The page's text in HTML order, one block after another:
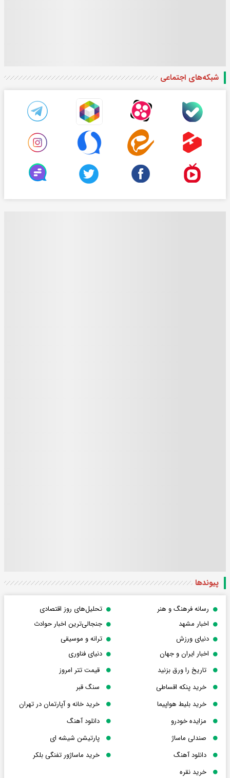
شبکه‌های اجتماعی
پیوندها
رسانه فرهنگ و هنر
تحلیل‌های روز اقتصادی
اخبار مشهد
جنجالی‌ترین اخبار حوادث
دنیای ورزش
ترانه و موسیقی
اخبار ایران و جهان
دنیای فناوری
تاریخ را ورق بزنید
قیمت تتر امروز
خرید پنکه اقساطی
سنگ قبر
خرید بلیط هواپیما
خرید خانه و آپارتمان در تهران
مزایده خودرو
دانلود آهنگ
صندلی ماساژ
پارتیشن شیشه ای
دانلود آهنگ
خرید ماساژور تفنگی بلکر
خرید نقره